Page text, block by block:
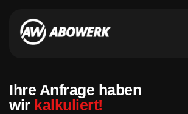
Ihre Anfrage haben
wir kalkuliert!